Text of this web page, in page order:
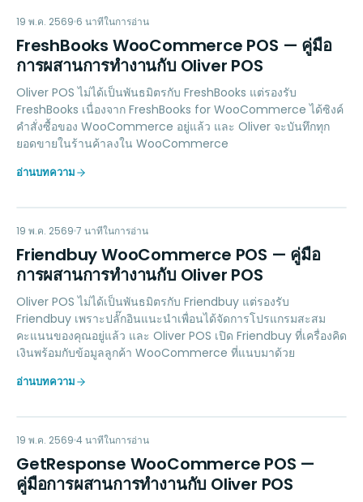
FW
ACCOUNTING
19 พ.ค. 2569 6 นาทีในการอ่าน
FreshBooks WooCommerce POS — คู่มือ
การผสานการทำงานกับ Oliver POS
Oliver POS ไม่ได้เป็นพันธมิตรกับ FreshBooks แต่รองรับ
FreshBooks เนื่องจาก FreshBooks for WooCommerce ได้ซิงค์
คำสั่งซื้อของ WooCommerce อยู่แล้ว และ Oliver จะบันทึกทุก
ยอดขายในร้านค้าลงใน WooCommerce
อ่านบทความ
FW
LOYALTY
19 พ.ค. 2569 7 นาทีในการอ่าน
Friendbuy WooCommerce POS — คู่มือ
การผสานการทำงานกับ Oliver POS
Oliver POS ไม่ได้เป็นพันธมิตรกับ Friendbuy แต่รองรับ
Friendbuy เพราะปลั๊กอินแนะนำเพื่อนได้จัดการโปรแกรมสะสม
คะแนนของคุณอยู่แล้ว และ Oliver POS เปิด Friendbuy ที่เครื่องคิด
เงินพร้อมกับข้อมูลลูกค้า WooCommerce ที่แนบมาด้วย
อ่านบทความ
GW
MARKETING
19 พ.ค. 2569 4นาทีในการอ่าน
GetResponse WooCommerce POS —
คู่มือการผสานการทำงานกับ Oliver POS